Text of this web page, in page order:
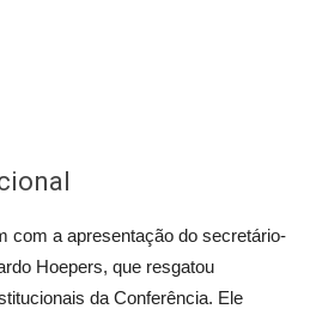
com a apresentação do secretário-
Hoepers, que resgatou
da Conferência. Ele